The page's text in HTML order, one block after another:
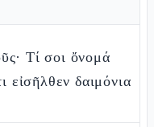
Τί σοι ὄνομά
εἰσῆλθεν δαιμόνια